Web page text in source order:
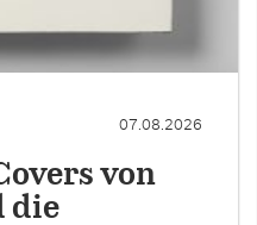
07.08.2026
von
die